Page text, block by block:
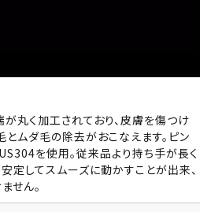
丸く加工されており、皮膚を傷つけ
とムダ毛の除去がおこなえます。ピン
を使用。従来品より持ち手が長く
安定してスムーズに動かすことが出来、
せん。